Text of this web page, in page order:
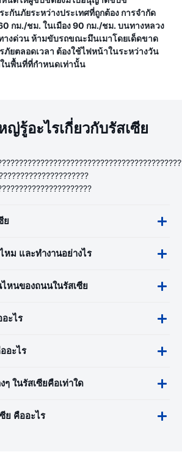
กันภัยระหว่างประเทศที่ถูกต้อง การจำกัด
กม./ชม. ในเมือง 90 กม./ชม. บนทางหลวง
างด่วน ห้ามขับรถขณะมึนเมาโดยเด็ดขาด
ยตลอดเวลา ต้องใช้ไฟหน้าในระหว่างวัน
นพื้นที่ที่กำหนดเท่านั้น
รู้อะไรเกี่ยวกับรัสเซีย
ย
หม และทำงานอย่างไร
หนของถนนในรัสเซีย
อะไร
อะไร
ในรัสเซียคือเท่าใด
ย คืออะไร